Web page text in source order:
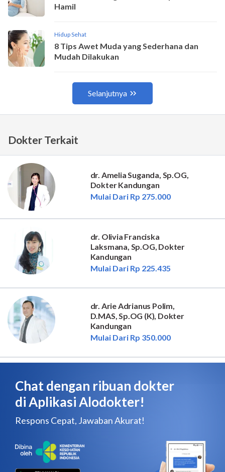
Dokter Terkait